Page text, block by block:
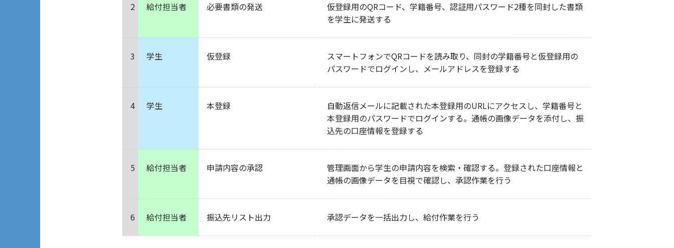
2 給付担当者 必要書類の発送
仮登録用のQRコード、学籍番号、認証用パスワード2種を同封した書類
を学生に発送する
3 学生 仮登録
スマートフォンでQRコードを読み取り、同封の学籍番号と仮登録用の
パスワードでログインし、メールアドレスを登録する
4 学生 本登録
自動返信メールに記載された本登録用のURLにアクセスし、学籍番号と
本登録用のパスワードでログインする。通帳の画像データを添付し、振
込先の口座情報を登録する
5 給付担当者 申請内容の承認
管理画面から学生の申請内容を検索・確認する。登録された口座情報と
通帳の画像データを目視で確認し、承認作業を行う
6 給付担当者 振込先リスト出力 承認データを一括出力し、給付作業を行う